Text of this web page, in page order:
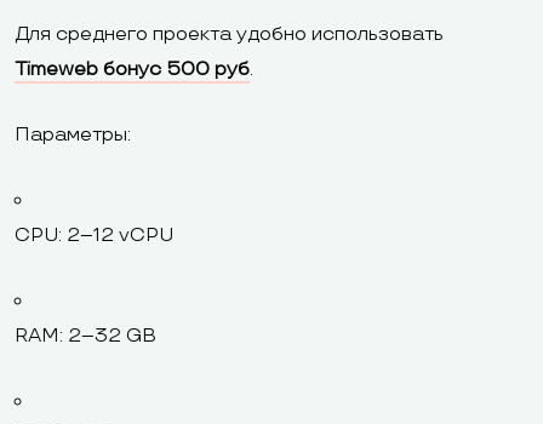
Для среднего проекта удобно использовать
Timeweb бонус 500 руб.
Параметры:
CPU: 2–12 vCPU
RAM: 2–32 GB